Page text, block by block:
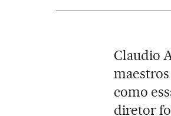
Claudio
como
diretor